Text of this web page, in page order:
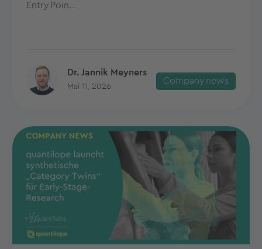
Entry Poin...
Dr. Jannik Meyners
Mai 11, 2026
Company news